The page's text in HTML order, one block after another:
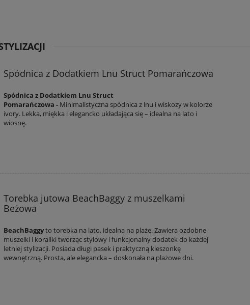
Spódnica z Dodatkiem Lnu Struct Pomarańczowa
Spódnica z Dodatkiem Lnu Struct
Pomarańczowa- Minimalistyczna spódnica z lnu i wiskozy w kolorze
ivory. Lekka, miękka i elegancko układająca się – idealna na lato i
wiosnę.
Torebka jutowa BeachBaggy z muszelkami
Beżowa
BeachBaggyto torebka na lato, idealna na plażę. Zawiera ozdobne
muszelki i koraliki tworząc stylowy i funkcjonalny dodatek do każdej
letniej stylizacji. Posiada długi pasek i praktyczną kieszonkę
wewnętrzną. Prosta, ale elegancka – doskonała na plażowe dni.